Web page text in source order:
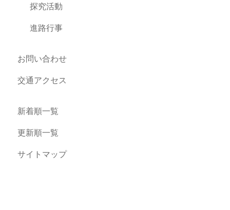
探究活動
進路行事
お問い合わせ
交通アクセス
新着順一覧
更新順一覧
サイトマップ